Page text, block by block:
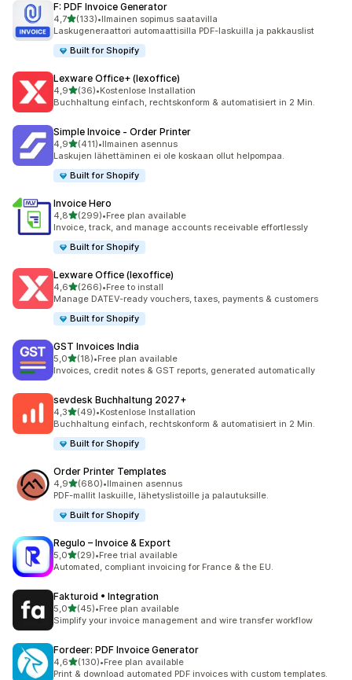
F: PDF Invoice Generator
4,7/ 5 tähteä
(133)
133 arvostelua yhteensä
•Ilmainen sopimus saatavilla
Laskugeneraattori automaattisilla PDF-laskuilla ja pakkauslist
Built for Shopify
Lexware Office+ (lexoffice)
4,9/ 5 tähteä
(36)
36 arvostelua yhteensä
•Kostenlose Installation
Buchhaltung einfach, rechtskonform & automatisiert in 2 Min.
Simple Invoice ‑ Order Printer
4,9/ 5 tähteä
(411)
411 arvostelua yhteensä
•Ilmainen asennus
Laskujen lähettäminen ei ole koskaan ollut helpompaa.
Built for Shopify
Invoice Hero
4,8/ 5 tähteä
(299)
299 arvostelua yhteensä
•Free plan available
Invoice, track, and manage accounts receivable effortlessly
Built for Shopify
Lexware Office (lexoffice)
4,6/ 5 tähteä
(266)
266 arvostelua yhteensä
•Free to install
Manage DATEV-ready vouchers, taxes, payments & customers
Built for Shopify
GST Invoices India
5,0/ 5 tähteä
(18)
18 arvostelua yhteensä
•Free plan available
Invoices, credit notes & GST reports, generated automatically
sevdesk Buchhaltung 2027+
4,3/ 5 tähteä
(49)
49 arvostelua yhteensä
•Kostenlose Installation
Buchhaltung einfach, rechtskonform & automatisiert in 2 Min.
Built for Shopify
Order Printer Templates
4,9/ 5 tähteä
(680)
680 arvostelua yhteensä
•Ilmainen asennus
PDF-mallit laskuille, lähetyslistoille ja palautuksille.
Built for Shopify
Regulo – Invoice & Export
5,0/ 5 tähteä
(29)
29 arvostelua yhteensä
•Free trial available
Automated, compliant invoicing for France & the EU.
Fakturoid • Integration
5,0/ 5 tähteä
(45)
45 arvostelua yhteensä
•Free plan available
Simplify your invoice management and wire transfer workflow
Fordeer: PDF Invoice Generator
4,6/ 5 tähteä
(130)
130 arvostelua yhteensä
•Free plan available
Print & download automated PDF invoices with custom templates.